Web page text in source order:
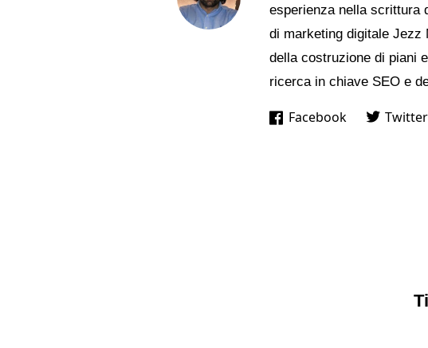
esperienza nella scrittura
di marketing digitale Jezz
della costruzione di piani
ricerca in chiave SEO e
Facebook Twitter